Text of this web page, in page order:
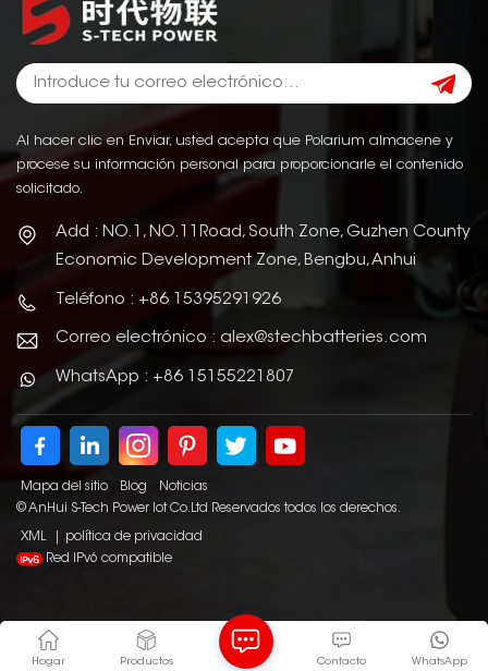
Al hacer clic en Enviar, usted acepta que Polarium almacene y
procese su información personal para proporcionarle el contenido
solicitado.
Add : NO.1, NO.11Road, South Zone, Guzhen County
Economic Development Zone, Bengbu, Anhui
Teléfono : +86 15395291926
Correo electrónico : alex@stechbatteries.com
WhatsApp : +86 15155221807
Mapa del sitio Blog
Noticias
© AnHui S-Tech Power Iot Co.Ltd Reservados todos los derechos.
XML
política de privacidad
Red IPv6 compatible
Hogar Productos WhatsApp
Contacto